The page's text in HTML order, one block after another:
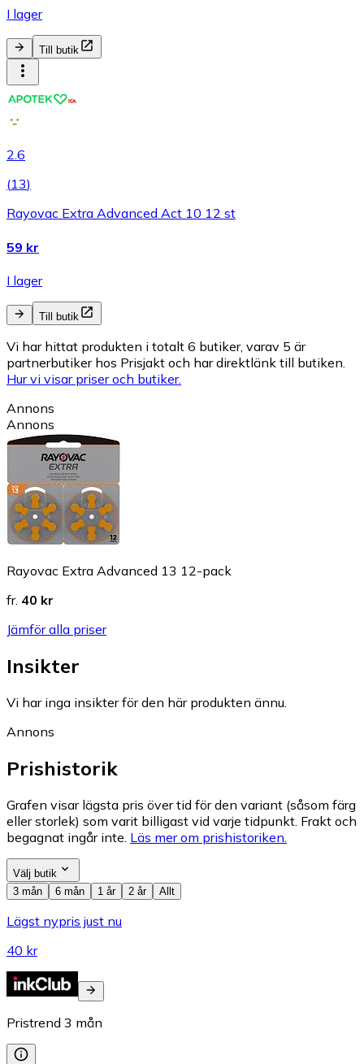
I lager
Till butik
2.6
(13)
Rayovac Extra Advanced Act 10 12 st
59 kr
I lager
Till butik
Vi har hittat produkten i totalt 6 butiker, varav 5 är
partnerbutiker hos Prisjakt och har direktlänk till butiken.
Hur vi visar priser och butiker.
Annons
Annons
Rayovac Extra Advanced 13 12-pack
fr. 40 kr
Jämför alla priser
Insikter
Vi har inga insikter för den här produkten ännu.
Annons
Prishistorik
Grafen visar lägsta pris över tid för den variant (såsom färg
eller storlek) som varit billigast vid varje tidpunkt. Frakt och
begagnat ingår inte. Läs mer om prishistoriken.
Välj butik
3 mån
6 mån 1 år 2 år Allt
Lägst nypris just nu
40 kr
Pristrend 3 mån